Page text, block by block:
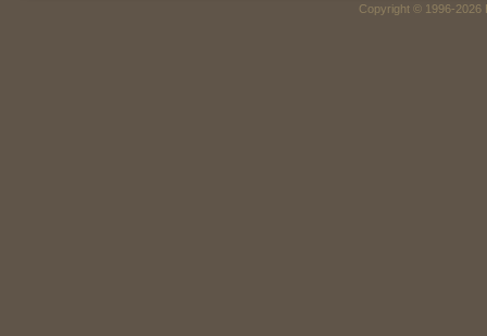
Copyright © 1996-2026